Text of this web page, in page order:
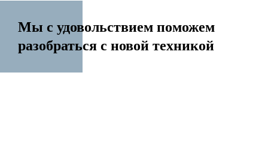
Мы с удовольствием поможем
разобраться с новой техникой